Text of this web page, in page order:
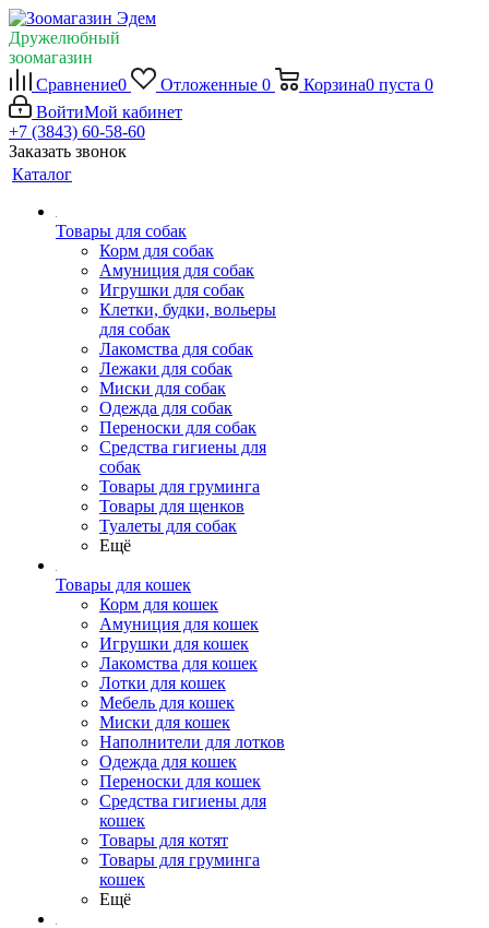
Дружелюбный
зоомагазин
Сравнение0 Отложенные 0 Корзина0 пуста 0
ВойтиМой кабинет
+7 (3843) 60-58-60
Заказать звонок
Каталог
Товары для собак
Корм для собак
Амуниция для собак
Игрушки для собак
Клетки, будки, вольеры
для собак
Лакомства для собак
Лежаки для собак
Миски для собак
Одежда для собак
Переноски для собак
Средства гигиены для
собак
Товары для груминга
Товары для щенков
Туалеты для собак
Ещё
Товары для кошек
Корм для кошек
Амуниция для кошек
Игрушки для кошек
Лакомства для кошек
Лотки для кошек
Мебель для кошек
Миски для кошек
Наполнители для лотков
Одежда для кошек
Переноски для кошек
Средства гигиены для
кошек
Товары для котят
Товары для груминга
кошек
Ещё